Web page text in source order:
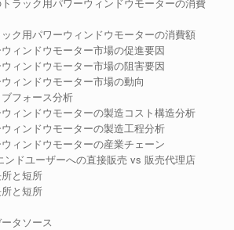
ク用パワーウィンドウモーターの消費額
ィンドウモーター市場の促進要因
ィンドウモーター市場の阻害要因
ィンドウモーター市場の動向
フォース分析
ィンドウモーターの製造コスト構造分析
ィンドウモーターの製造工程分析
ィンドウモーターの産業チェーン
ンドユーザーへの直接販売 vs 販売代理店
と短所
と短所
タソース